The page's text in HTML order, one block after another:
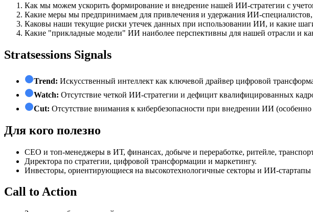
Как мы можем ускорить формирование и внедрение нашей ИИ-стратегии с
Какие меры мы предпринимаем для привлечения и удержания ИИ-
Каковы наши текущие риски утечек данных при использовании ИИ, и какие
Какие "прикладные модели" ИИ наиболее перспективны для нашей отрасли и
Stratsessions Signals
Trend: Искусственный интеллект как ключевой драйвер цифровой
Watch: Отсутствие четкой ИИ-стратегии и дефицит квалифицированных
Cut: Отсутствие внимания к кибербезопасности при внедрении ИИ
Для кого полезно
СЕО и топ-менеджеры в ИТ, финансах, добыче и переработке, ритейле,
Директора по стратегии, цифровой трансформации и маркетингу.
Инвесторы, ориентирующиеся на высокотехнологичные секторы и ИИ-стартапы
Call to Action